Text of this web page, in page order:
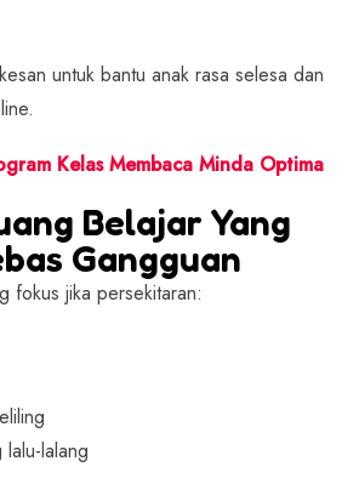
untuk bantu anak rasa selesa dan
Kelas Membaca Minda Optima
Belajar Yang
Gangguan
fokus jika persekitaran:
lalang